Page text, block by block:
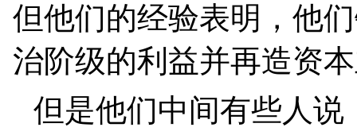
但他们的经验表明，他
治阶级的利益并再造资
但是他们中间有些人